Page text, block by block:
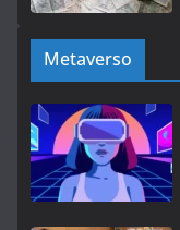
Metaverso